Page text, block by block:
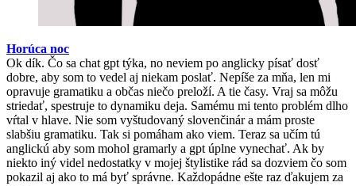
Horúca noc
Ok dík. Čo sa chat gpt týka, no neviem po anglicky písať dosť
dobre, aby som to vedel aj niekam poslať. Nepíše za mňa, len mi
opravuje gramatiku a občas niečo preloží. A tie časy. Vraj sa môžu
striedať, spestruje to dynamiku deja. Samému mi tento problém dlho
vŕtal v hlave. Nie som vyštudovaný slovenčinár a mám proste
slabšiu gramatiku. Tak si pomáham ako viem. Teraz sa učím tú
anglickú aby som mohol gramarly a gpt úplne vynechať. Ak by
niekto iný videl nedostatky v mojej štylistike rád sa dozviem čo som
pokazil aj ako to má byť správne. Každopádne ešte raz ďakujem za